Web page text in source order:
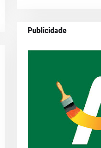
Publicidade